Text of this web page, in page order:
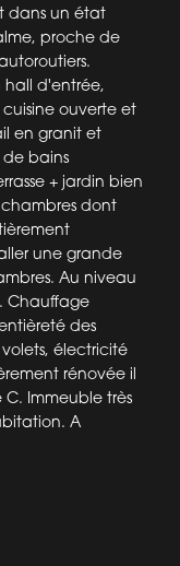
dans un état
proche de
hall d'entrée,
ouverte et
en granit et
de bains
+ jardin bien
dont
une grande
Au niveau
Chauffage
des
électricité
rénovée il
Immeuble très
A